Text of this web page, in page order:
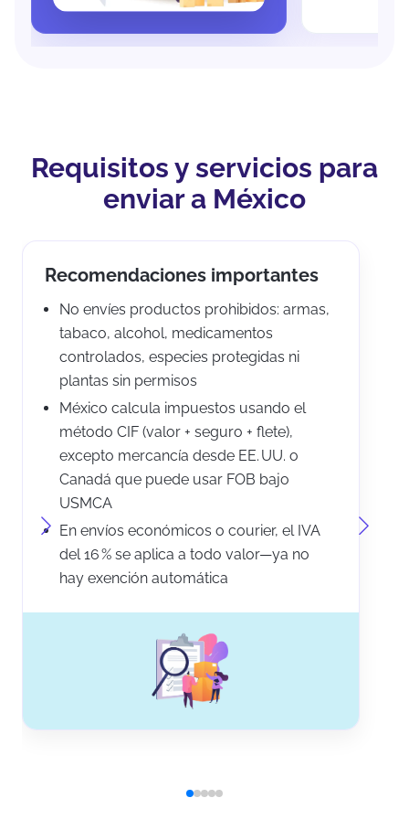
Requisitos y servicios para
enviar a México
Recomendaciones importantes
No envíes productos prohibidos: armas,
tabaco, alcohol, medicamentos
controlados, especies protegidas ni
plantas sin permisos
México calcula impuestos usando el
método CIF (valor + seguro + flete),
excepto mercancía desde EE. UU. o
Canadá que puede usar FOB bajo
USMCA
En envíos económicos o courier, el IVA
del 16 % se aplica a todo valor—ya no
hay exención automática